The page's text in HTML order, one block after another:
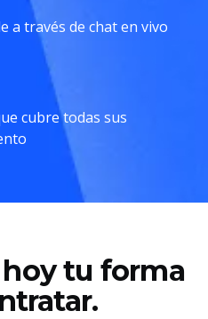
a través de chat en vivo
cubre todas sus
tu forma